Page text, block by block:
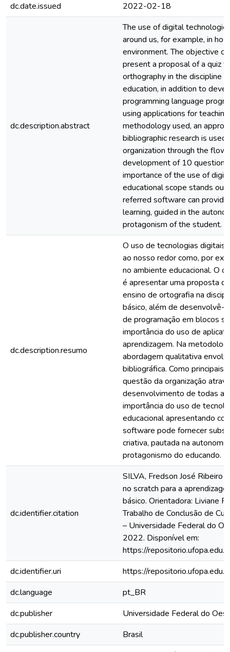
dc.date.issued
2022-02-18
dc.description.abstract
The use of digital
around us, for example, in
environment. The objective
present a proposal of a quiz
orthography in the discipline
education, in addition to
programming language
using applications for
methodology used, an
bibliographic research is
organization through the
development of 10
importance of the use of
educational scope stands
referred software can
learning, guided in the
protagonism of the student.
dc.description.resumo
O uso de tecnologias digitais
ao nosso redor como, por
no ambiente educacional. O
é apresentar uma proposta
ensino de ortografia na
básico, além de desenvolvê-
de programação em blocos
importância do uso de
aprendizagem. Na
abordagem qualitativa
bibliográfica. Como principais
questão da organização
desenvolvimento de todas
importância do uso de
educacional apresentando
software pode fornecer
criativa, pautada na
protagonismo do educando.
dc.identifier.citation
SILVA, Fredson José Ribeiro
no scratch para a
básico. Orientadora: Liviane
Trabalho de Conclusão de
– Universidade Federal do
2022. Disponível em:
https://
dc.identifier.uri
https://
dc.language
pt_BR
dc.publisher
Universidade Federal do
dc.publisher.country
Brasil